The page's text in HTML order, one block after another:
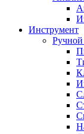
Инструмент